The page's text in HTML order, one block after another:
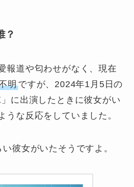
？
報道や匂わせがなく、現在
明ですが、2024年1月5日の
」に出演したときに彼女がい
うな反応をしていました。
彼女がいたそうですよ。